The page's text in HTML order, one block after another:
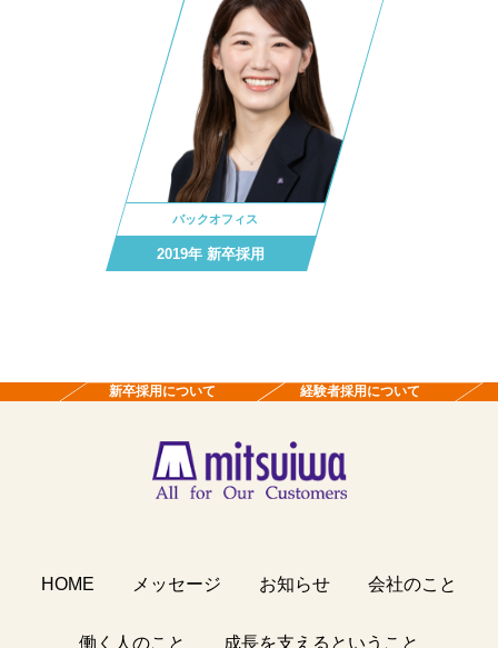
バックオフィス
2019年 新卒採用
新卒採用について 経験者採用について
HOME メッセージ お知らせ 会社のこと
働く人のこと 成長を支えるということ